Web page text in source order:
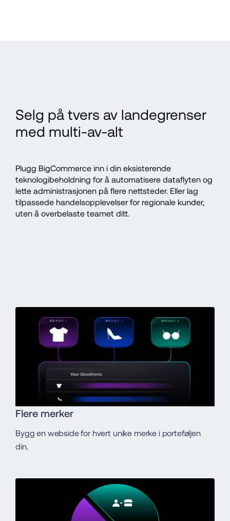
Selg på tvers av landegrenser
med multi-av-alt
Plugg BigCommerce inn i din eksisterende
teknologibeholdning for å automatisere dataflyten og
lette administrasjonen på flere nettsteder. Eller lag
tilpassede handelsopplevelser for regionale kunder,
uten å overbelaste teamet ditt.
Flere merker
Bygg en webside for hvert unike merke i porteføljen
din.